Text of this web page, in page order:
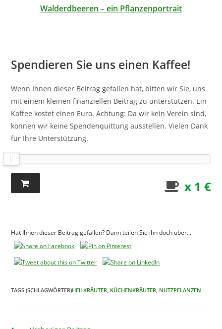
Walderdbeeren – ein Pflanzenportrait
Spendieren Sie uns einen Kaffee!
Wenn Ihnen dieser Beitrag gefallen hat, bitten wir Sie, uns
mit einem kleinen finanziellen Beitrag zu unterstützen. Ein
Kaffee kostet einen Euro. Achtung: Da wir kein Verein sind,
können wir keine Spendenquittung ausstellen. Vielen Dank
für Ihre Unterstützung.
x 1 €
Hat Ihnen dieser Beitrag gefallen? Dann teilen Sie ihn doch über...
TAGS (SCHLAGWÖRTER)HEILKRÄUTER KÜCHENKRÄUTER NUTZPFLANZEN